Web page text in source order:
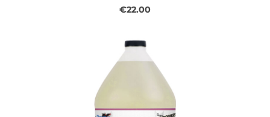
€22.00